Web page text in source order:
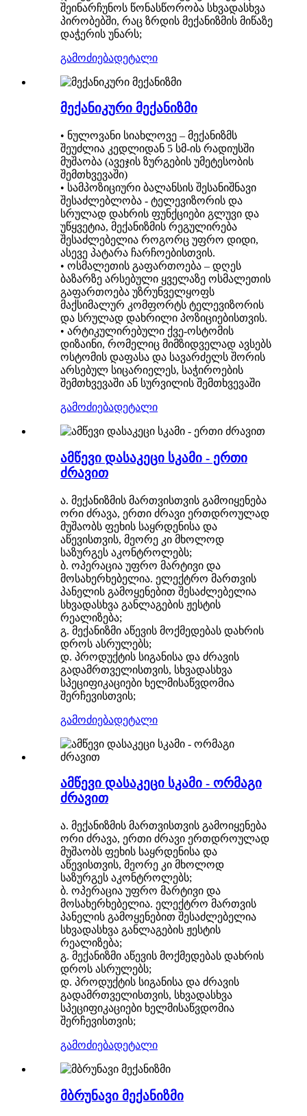
შეინარჩუნოს წონასწორობა სხვადასხვა
პირობებში, რაც ზრდის მექანიზმის მიწაზე
დაჭერის უნარს;
გამოძიებადეტალი
მექანიკური მექანიზმი
• ნულოვანი სიახლოვე – მექანიზმს
შეუძლია კედლიდან 5 სმ-ის რადიუსში
მუშაობა (ავეჯის ზურგების უმეტესობის
შემთხვევაში)
• სამპოზიციური ბალანსის შესანიშნავი
შესაძლებლობა - ტელევიზორის და
სრულად დახრის ფუნქციები გლუვი და
უწყვეტია, მექანიზმის რეგულირება
შესაძლებელია როგორც უფრო დიდი,
ასევე პატარა ჩარჩოებისთვის.
• ოსმალეთის გაფართოება – დღეს
ბაზარზე არსებული ყველაზე ოსმალეთის
გაფართოება უზრუნველყოფს
მაქსიმალურ კომფორტს ტელევიზორის
და სრულად დახრილი პოზიციებისთვის.
• არტიკულირებული ქვე-ოსტომის
დიზაინი, რომელიც მიმზიდველად ავსებს
ოსტომის დაფასა და სავარძელს შორის
არსებულ სიცარიელეს, საჭიროების
შემთხვევაში ან სურვილის შემთხვევაში
გამოძიებადეტალი
ამწევი დასაკეცი სკამი - ერთი
ძრავით
ა. მექანიზმის მართვისთვის გამოიყენება
ორი ძრავა, ერთი ძრავი ერთდროულად
მუშაობს ფეხის საყრდენისა და
აწევისთვის, მეორე კი მხოლოდ
საზურგეს აკონტროლებს;
ბ. ოპერაცია უფრო მარტივი და
მოსახერხებელია. ელექტრო მართვის
პანელის გამოყენებით შესაძლებელია
სხვადასხვა განლაგების ჟესტის
რეალიზება;
გ. მექანიზმი აწევის მოქმედებას დახრის
დროს ასრულებს;
დ. პროდუქტის სიგანისა და ძრავის
გადამრთველისთვის, სხვადასხვა
სპეციფიკაციები ხელმისაწვდომია
შერჩევისთვის;
გამოძიებადეტალი
ამწევი დასაკეცი სკამი - ორმაგი
ძრავით
ა. მექანიზმის მართვისთვის გამოიყენება
ორი ძრავა, ერთი ძრავი ერთდროულად
მუშაობს ფეხის საყრდენისა და
აწევისთვის, მეორე კი მხოლოდ
საზურგეს აკონტროლებს;
ბ. ოპერაცია უფრო მარტივი და
მოსახერხებელია. ელექტრო მართვის
პანელის გამოყენებით შესაძლებელია
სხვადასხვა განლაგების ჟესტის
რეალიზება;
გ. მექანიზმი აწევის მოქმედებას დახრის
დროს ასრულებს;
დ. პროდუქტის სიგანისა და ძრავის
გადამრთველისთვის, სხვადასხვა
სპეციფიკაციები ხელმისაწვდომია
შერჩევისთვის;
გამოძიებადეტალი
მბრუნავი მექანიზმი